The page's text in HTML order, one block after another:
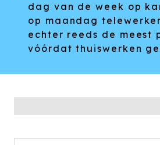
dag van de week op
op maandag
echter reeds de meest
vóórdat thuiswerken